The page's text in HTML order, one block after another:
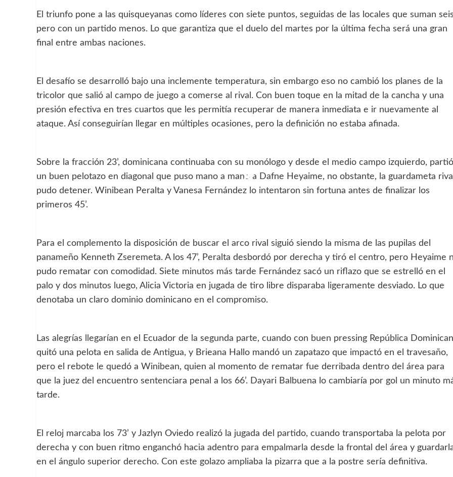
El triunfo pone a las quisqueyanas como líderes con siete puntos, seguidas de las locales que suman
pero con un partido menos. Lo que garantiza que el duelo del martes por la última fecha será una gran
final entre ambas naciones.
El desafío se desarrolló bajo una inclemente temperatura, sin embargo eso no cambió los planes de la
tricolor que salió al campo de juego a comerse al rival. Con buen toque en la mitad de la cancha y una
presión efectiva en tres cuartos que les permitía recuperar de manera inmediata e ir nuevamente al
ataque. Así conseguirían llegar en múltiples ocasiones, pero la definición no estaba afinada.
Sobre la fracción 23’, dominicana continuaba con su monólogo y desde el medio campo izquierdo, partió
un buen pelotazo en diagonal que puso mano a mano a Dafne Heyaime, no obstante, la guardameta
pudo detener. Winibean Peralta y Vanesa Fernández lo intentaron sin fortuna antes de finalizar los
primeros 45’.
Para el complemento la disposición de buscar el arco rival siguió siendo la misma de las pupilas del
panameño Kenneth Zseremeta. A los 47’, Peralta desbordó por derecha y tiró el centro, pero Heyaime
pudo rematar con comodidad. Siete minutos más tarde Fernández sacó un riflazo que se estrelló en el
palo y dos minutos luego, Alicia Victoria en jugada de tiro libre disparaba ligeramente desviado. Lo que
denotaba un claro dominio dominicano en el compromiso.
Las alegrías llegarían en el Ecuador de la segunda parte, cuando con buen pressing República
quitó una pelota en salida de Antigua, y Brieana Hallo mandó un zapatazo que impactó en el travesaño,
pero el rebote le quedó a Winibean, quien al momento de rematar fue derribada dentro del área para
que la juez del encuentro sentenciara penal a los 66’. Dayari Balbuena lo cambiaría por gol un minuto
tarde.
El reloj marcaba los 73’ y Jazlyn Oviedo realizó la jugada del partido, cuando transportaba la pelota por
derecha y con buen ritmo enganchó hacia adentro para empalmarla desde la frontal del área y
en el ángulo superior derecho. Con este golazo ampliaba la pizarra que a la postre sería definitiva.